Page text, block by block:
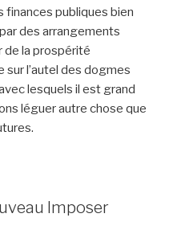
finances publiques bien
des arrangements
de la prospérité
l’autel des dogmes
lesquels il est grand
léguer autre chose que
Imposer